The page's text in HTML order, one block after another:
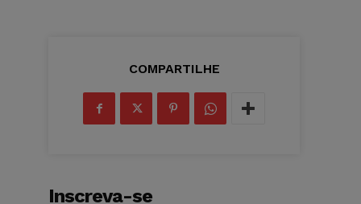
COMPARTILHE
Inscreva-se